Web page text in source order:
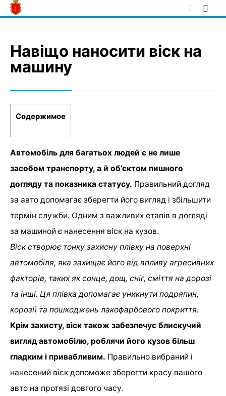
Skip
to
Навіщо наносити віск на
машину
Содержимое
Автомобіль для багатьох людей є не лише
засобом транспорту, а й об’єктом пишного
догляду та показника статусу. Правильний догляд
за авто допомагає зберегти його вигляд і збільшити
термін служби. Одним з важливих етапів в догляді
за машиной є нанесення віск на кузов.
Віск створює тонку захисну плівку на поверхні
автомобіля, яка захищає його від впливу агресивних
факторів, таких як сонце, дощ, сніг, сміття на дорозі
та інші. Ця плівка допомагає уникнути подряпин,
корозії та пошкоджень лакофарбового покриття.
Крім захисту, віск також забезпечує блискучий
вигляд автомобілю, роблячи його кузов більш
гладким і привабливим. Правильно вибраний і
нанесений віск допоможе зберегти красу вашого
авто на протязі довгого часу.